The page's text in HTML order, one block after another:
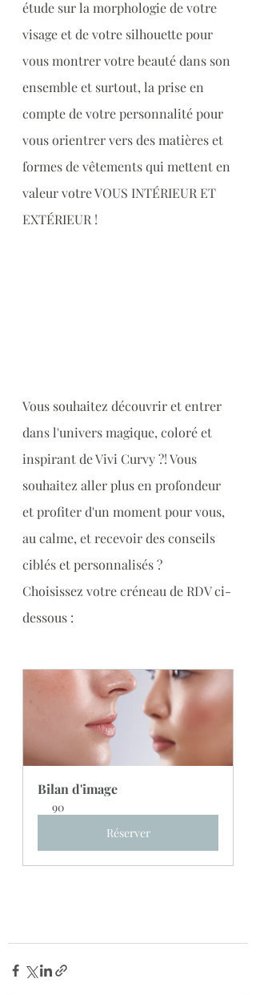
étude sur la morphologie de votre
visage et de votre silhouette pour
vous montrer votre beauté dans son
ensemble et surtout, la prise en
compte de votre personnalité pour
vous orientrer vers des matières et
formes de vêtements qui mettent en
valeur votre VOUS INTÉRIEUR ET
EXTÉRIEUR !
Vous souhaitez découvrir et entrer
dans l'univers magique, coloré et
inspirant de Vivi Curvy ?! Vous
souhaitez aller plus en profondeur
et profiter d'un moment pour vous,
au calme, et recevoir des conseils
ciblés et personnalisés ?
Choisissez votre créneau de RDV ci-
dessous :
Bilan d'image
90
Réserver